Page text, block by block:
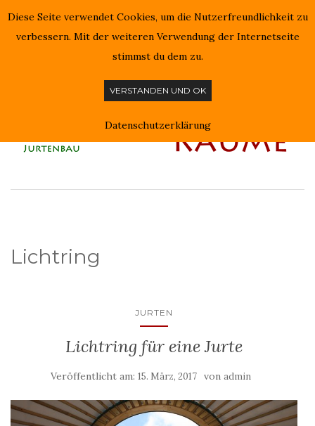
NAVIGATION EIN-/AUSSCHALTEN
Lichtring
JURTEN
Lichtring für eine Jurte
Veröffentlicht am: 15. März, 2017 von admin
Diese Seite verwendet Cookies, um die Nutzerfreundlichkeit zu
verbessern. Mit der weiteren Verwendung der Internetseite
stimmst du dem zu.
VERSTANDEN UND OK
Datenschutzerklärung